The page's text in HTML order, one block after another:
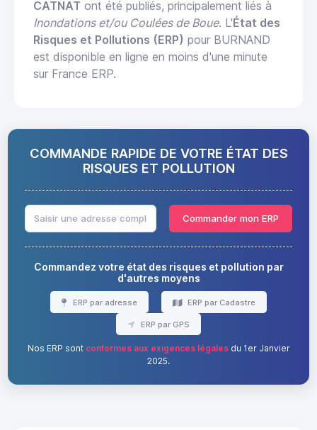
CATNAT ont été publiés, principalement liés à
Inondations et/ou Coulées de Boue. L'État des
Risques et Pollutions (ERP) pour BURNAND
est disponible en ligne en moins d'une minute
sur France ERP.
COMMANDE RAPIDE DE VOTRE ÉTAT DES
RISQUES ET POLLUTION
Commander mon ERP
Commandez votre état des risques et pollution par
d'autres moyens
ERP par adresse ERP par Cadastre
ERP par GPS
Nos ERP sont conformes aux exigences légalesdu 1er Janvier
2025.